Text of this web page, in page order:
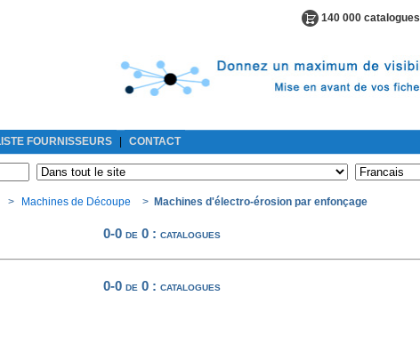
140 000 catalogues
FOURNISSEURS CONTACT
> Machines de Découpe > Machines d'électro-érosion par enfonçage
0-0 de 0: catalogues
0-0 de 0: catalogues